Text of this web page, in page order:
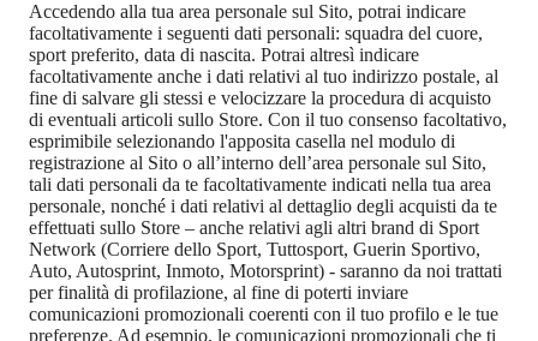
Accedendo alla tua area personale sul Sito, potrai indicare
facoltativamente i seguenti dati personali: squadra del cuore,
sport preferito, data di nascita. Potrai altresì indicare
facoltativamente anche i dati relativi al tuo indirizzo postale, al
fine di salvare gli stessi e velocizzare la procedura di acquisto
di eventuali articoli sullo Store. Con il tuo consenso facoltativo,
esprimibile selezionando l'apposita casella nel modulo di
registrazione al Sito o all’interno dell’area personale sul Sito,
tali dati personali da te facoltativamente indicati nella tua area
personale, nonché i dati relativi al dettaglio degli acquisti da te
effettuati sullo Store – anche relativi agli altri brand di Sport
Network (Corriere dello Sport, Tuttosport, Guerin Sportivo,
Auto, Autosprint, Inmoto, Motorsprint) - saranno da noi trattati
per finalità di profilazione, al fine di poterti inviare
comunicazioni promozionali coerenti con il tuo profilo e le tue
preferenze. Ad esempio, le comunicazioni promozionali che ti